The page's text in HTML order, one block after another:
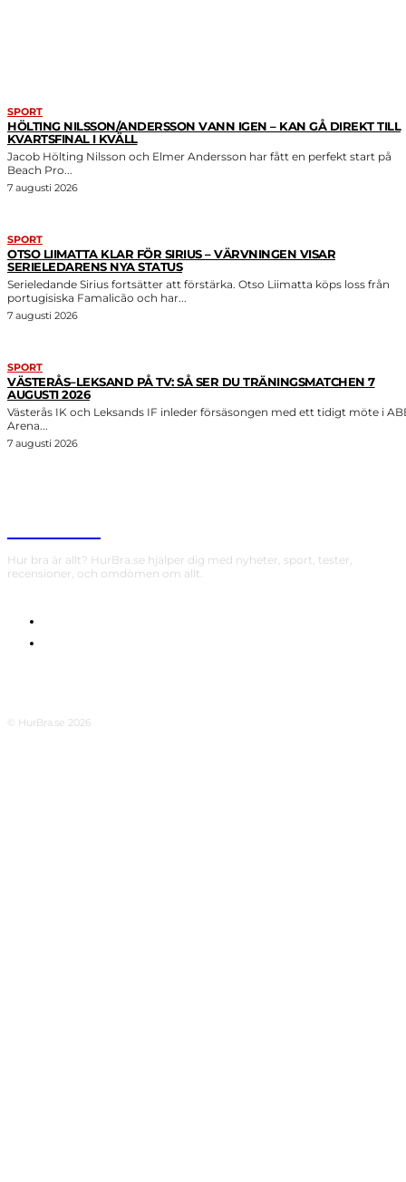
SPORT
HÖLTING NILSSON/ANDERSSON VANN IGEN – KAN GÅ DIREKT TILL
KVARTSFINAL I KVÄLL
Jacob Hölting Nilsson och Elmer Andersson har fått en perfekt start på
Beach Pro...
7 augusti 2026
SPORT
OTSO LIIMATTA KLAR FÖR SIRIUS – VÄRVNINGEN VISAR
SERIELEDARENS NYA STATUS
Serieledande Sirius fortsätter att förstärka. Otso Liimatta köps loss från
portugisiska Famalicão och har...
7 augusti 2026
SPORT
VÄSTERÅS–LEKSAND PÅ TV: SÅ SER DU TRÄNINGSMATCHEN 7
AUGUSTI 2026
Västerås IK och Leksands IF inleder försäsongen med ett tidigt möte i
Arena...
7 augusti 2026
Hur bra är allt? HurBra.se hjälper dig med nyheter, sport, tester,
recensioner, och omdömen om allt.
© HurBra.se 2026